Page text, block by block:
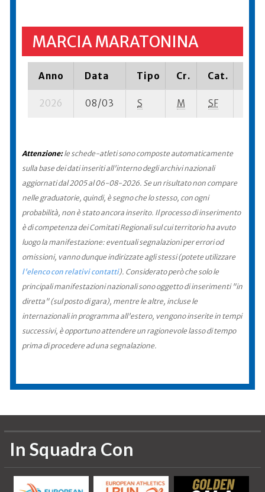
MARCIA MARATONINA
Anno Data Tipo Cr. Cat.
2026 08/03 S M SF
Attenzione:le schede-atleti sono composte automaticamente
sulla base dei dati inseriti all'interno degli archivi nazionali
aggiornati dal 2005 al 06-08-2026. Se un risultato non compare
nelle graduatorie, quindi, è segno che lo stesso, con ogni
probabilità, non è stato ancora inserito. Il processo di inserimento
è di competenza dei Comitati Regionali sul cui territorio ha avuto
luogo la manifestazione: eventuali segnalazioni per errori od
omissioni, vanno dunque indirizzate agli stessi (potete utilizzare
l'elenco con relativi contatti). Considerato però che solo le
principali manifestazioni nazionali sono oggetto di inserimenti "in
diretta" (sul posto di gara), mentre le altre, incluse le
internazionali in programma all'estero, vengono inserite in tempi
successivi, è opportuno attendere un ragionevole lasso di tempo
prima di procedere ad una segnalazione.
In Squadra Con